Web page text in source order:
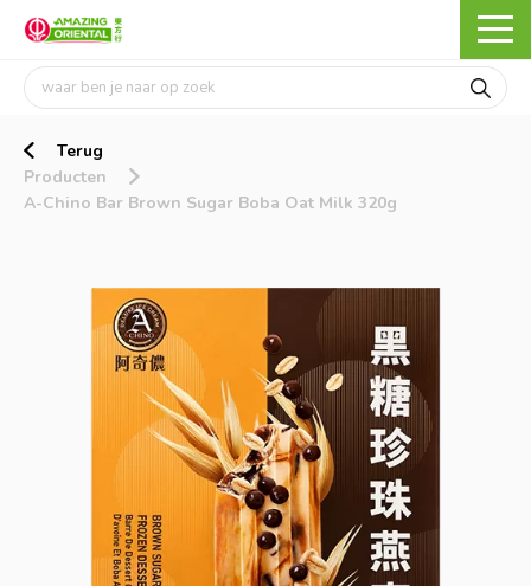
Terug
Producten
A-Chino Bar Brown Sugar Boba Oat Milk 320g